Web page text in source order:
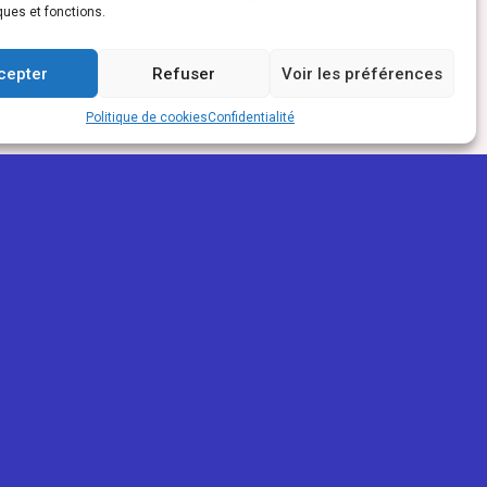
et fonctions.
Refuser Voir les préférences
Politique de cookiesConfidentialité